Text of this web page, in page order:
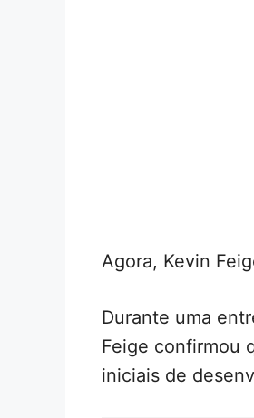
Agora, Kevin
Durante uma
Feige confirmou
iniciais de